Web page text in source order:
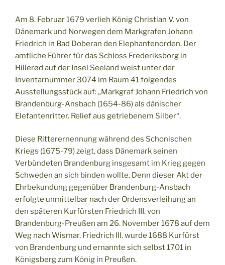
Am 8. Februar 1679 verlieh König Christian V. von
Dänemark und Norwegen dem Markgrafen Johann
Friedrich in Bad Doberan den Elephantenorden. Der
amtliche Führer für das Schloss Frederiksborg in
Hillerød auf der Insel Seeland weist unter der
Inventarnummer 3074 im Raum 41 folgendes
Ausstellungsstück auf: „Markgraf Johann Friedrich von
Brandenburg-Ansbach (1654-86) als dänischer
Elefantenritter. Relief aus getriebenem Silber“.
Diese Ritterernennung während des Schonischen
Kriegs (1675-79) zeigt, dass Dänemark seinen
Verbündeten Brandenburg insgesamt im Krieg gegen
Schweden an sich binden wollte. Denn dieser Akt der
Ehrbekundung gegenüber Brandenburg-Ansbach
erfolgte unmittelbar nach der Ordensverleihung an
den späteren Kurfürsten Friedrich III. von
Brandenburg-Preußen am 26. November 1678 auf dem
Weg nach Wismar. Friedrich III. wurde 1688 Kurfürst
von Brandenburg und ernannte sich selbst 1701 in
Königsberg zum König in Preußen.